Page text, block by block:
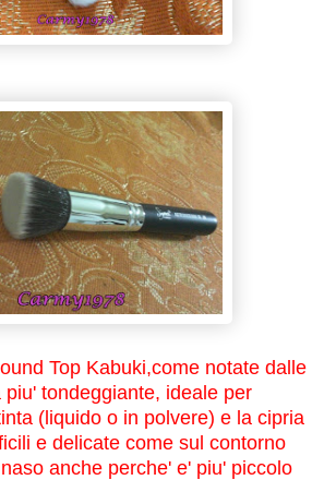
Top Kabuki,come notate dalle
tondeggiante, ideale per
(liquido o in polvere) e la cipria
e delicate come sul contorno
anche perche' e' piu' piccolo